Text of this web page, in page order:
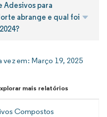
Adesivos para
abrange e qual foi
vez em: Março 19, 2025
mais relatórios
Compostos